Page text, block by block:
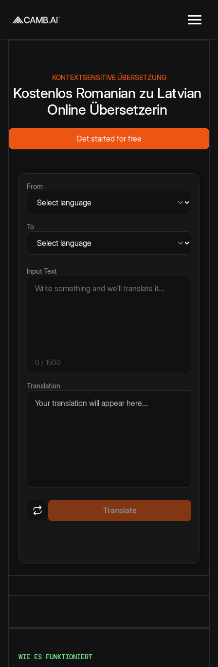
KONTEXTSENSITIVE ÜBERSETZUNG
Kostenlos Romanian zu Latvian
Online Übersetzerin
Get started for free
From
To
Input Text
0 / 1500
Translation
Your translation will appear here...
Translate
WIE ES FUNKTIONIERT